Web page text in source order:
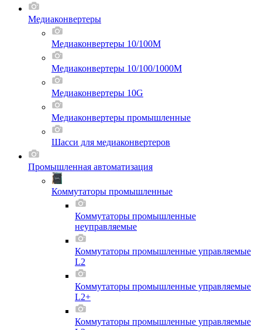
Медиаконвертеры
Медиаконвертеры 10/100M
Медиаконвертеры 10/100/1000M
Медиаконвертеры 10G
Медиаконвертеры промышленные
Шасси для мeдиаконвертеров
Промышленная автоматизация
Коммутаторы промышленные
Коммутаторы промышленные
неуправляемые
Коммутаторы промышленные управляемые
L2
Коммутаторы промышленные управляемые
L2+
Коммутаторы промышленные управляемые